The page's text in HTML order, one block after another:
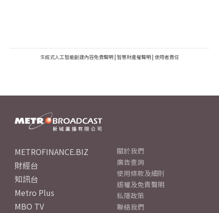
生成式人工智能創建內容免責聲明 | 智慧財產權聲明 | 使用者責任
METROFINANCE.BIZ
財經台
知訊台
Metro Plus
MBO TV
關於我們
廣告查詢
使用條款及細則
版權及免責聲明
私隱政策
聯絡我們